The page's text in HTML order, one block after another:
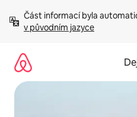
obsah
Část informací byla
v původním jazyce